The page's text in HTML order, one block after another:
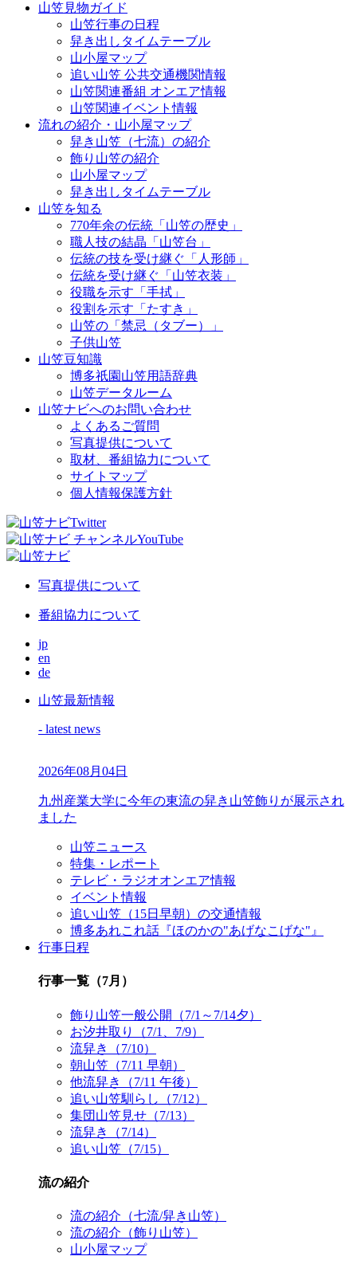
山笠見物ガイド
山笠行事の日程
舁き出しタイムテーブル
山小屋マップ
追い山笠 公共交通機関情報
山笠関連番組 オンエア情報
山笠関連イベント情報
流れの紹介・山小屋マップ
舁き山笠（七流）の紹介
飾り山笠の紹介
山小屋マップ
舁き出しタイムテーブル
山笠を知る
770年余の伝統「山笠の歴史」
職人技の結晶「山笠台」
伝統の技を受け継ぐ「人形師」
伝統を受け継ぐ「山笠衣装」
役職を示す「手拭」
役割を示す「たすき」
山笠の「禁忌（タブー）」
子供山笠
山笠豆知識
博多祇園山笠用語辞典
山笠データルーム
山笠ナビへのお問い合わせ
よくあるご質問
写真提供について
取材、番組協力について
サイトマップ
個人情報保護方針
写真提供について
番組協力について
jp
en
de
山笠最新情報
- latest news
2026年08月04日
九州産業大学に今年の東流の舁き山笠飾りが展示され
ました
山笠ニュース
特集・レポート
テレビ・ラジオオンエア情報
イベント情報
追い山笠（15日早朝）の交通情報
博多あれこれ話『ほのかの"あげなこげな"』
行事日程
行事一覧（7月）
飾り山笠一般公開（7/1～7/14夕）
お汐井取り（7/1、7/9）
流舁き（7/10）
朝山笠（7/11 早朝）
他流舁き（7/11 午後）
追い山笠馴らし（7/12）
集団山笠見せ（7/13）
流舁き（7/14）
追い山笠（7/15）
流の紹介
流の紹介（七流/舁き山笠）
流の紹介（飾り山笠）
山小屋マップ